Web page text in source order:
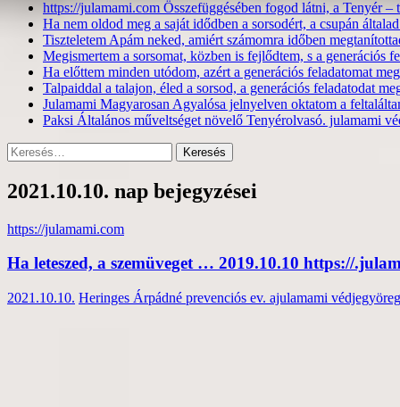
https://julamami.com Összefüggésében fogod látni, a Tenyér
Ha nem oldod meg a saját idődben a sorsodért, a csupán
Tiszteletem Apám neked, amiért számomra időben
Megismertem a sorsomat, közben is fejlődtem, s a
Ha előttem minden utódom, azért a generációs feladatomat
Talpaiddal a talajon, éled a sorsod, a generációs feladatodat
Julamami Magyarosan Agyalósa jelnyelven oktatom a
Paksi Általános műveltséget növelő Tenyérolvasó. julamami
Keresés:
2021.10.10. nap bejegyzései
https://julamami.com
Ha leteszed, a szemüveget … 2019.10.10 https://
2021.10.10. Heringes Árpádné prevenciós ev. ajulamami